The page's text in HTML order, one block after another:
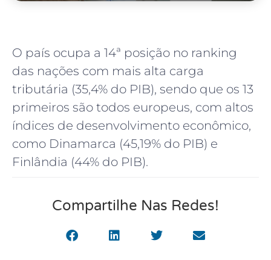
O país ocupa a 14ª posição no ranking
das nações com mais alta carga
tributária (35,4% do PIB), sendo que os 13
primeiros são todos europeus, com altos
índices de desenvolvimento econômico,
como Dinamarca (45,19% do PIB) e
Finlândia (44% do PIB).
Compartilhe Nas Redes!